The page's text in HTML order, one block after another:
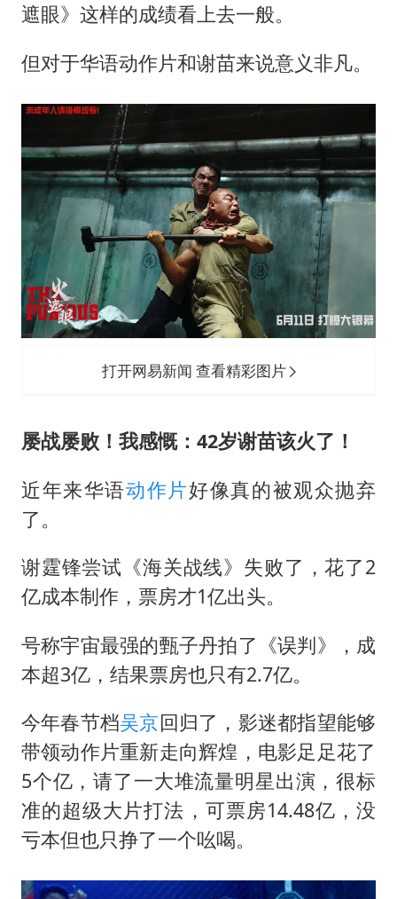
遮眼》这样的成绩看上去一般。
但对于华语动作片和谢苗来说意义非凡。
打开网易新闻 查看精彩图片
屡战屡败！我感慨：42岁谢苗该火了！
近年来华语动作片好像真的被观众抛弃
了。
谢霆锋尝试《海关战线》失败了，花了2
亿成本制作，票房才1亿出头。
号称宇宙最强的甄子丹拍了《误判》，成
本超3亿，结果票房也只有2.7亿。
今年春节档吴京回归了，影迷都指望能够
带领动作片重新走向辉煌，电影足足花了
5个亿，请了一大堆流量明星出演，很标
准的超级大片打法，可票房14.48亿，没
亏本但也只挣了一个吆喝。